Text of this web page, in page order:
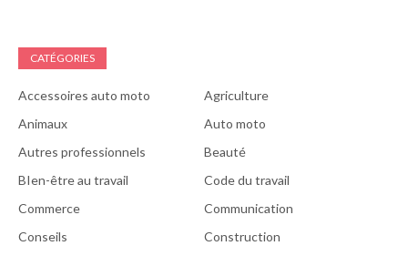
CATÉGORIES
Accessoires auto moto
Agriculture
Animaux
Auto moto
Autres professionnels
Beauté
BIen-être au travail
Code du travail
Commerce
Communication
Conseils
Construction